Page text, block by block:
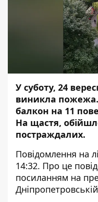
У суботу, 24
виникла
балкон на 11
На щастя,
постраждалих.
Повідомлення на
14:32. Про це
посиланням на